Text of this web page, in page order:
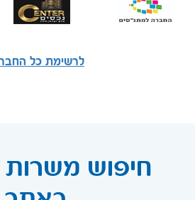
לרשימת כל
חיפוש משרות